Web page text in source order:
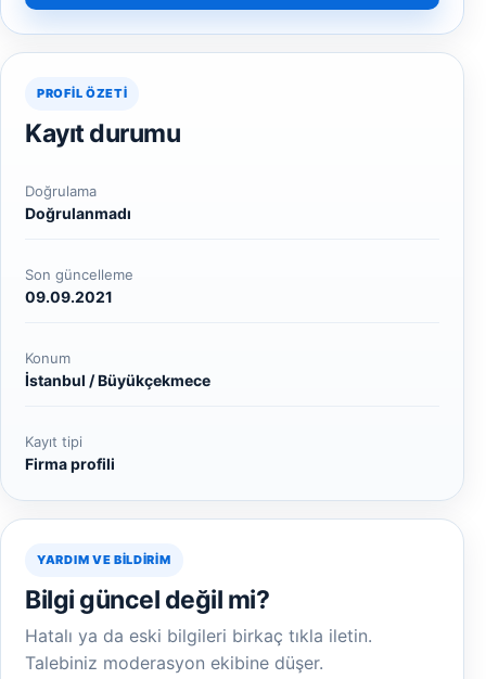
PROFIL ÖZETI
Kayıt durumu
Doğrulama
Doğrulanmadı
Son güncelleme
09.09.2021
Konum
İstanbul / Büyükçekmece
Kayıt tipi
Firma profili
YARDIM VE BILDIRIM
Bilgi güncel değil mi?
Hatalı ya da eski bilgileri birkaç tıkla iletin.
Talebiniz moderasyon ekibine düşer.